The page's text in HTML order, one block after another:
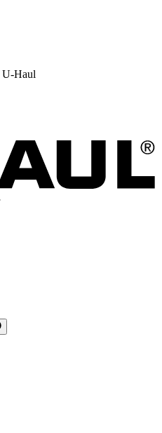
U-Haul